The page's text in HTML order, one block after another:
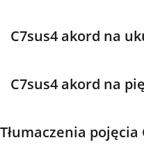
C7sus4 akord na
C7sus4 akord na
Tłumaczenia pojęcia